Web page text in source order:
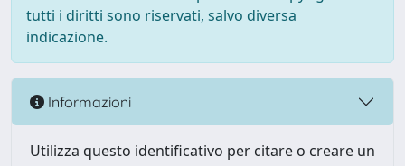
tutti i diritti sono riservati, salvo diversa
indicazione.
Informazioni
Utilizza questo identificativo per citare o creare un